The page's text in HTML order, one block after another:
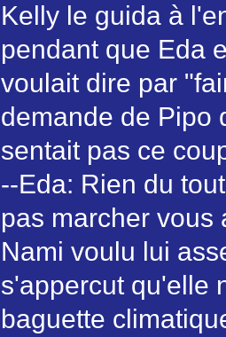
Kelly le guida à
pendant que Eda
voulait dire par
demande de Pipo
sentait pas ce
--Eda: Rien du
pas marcher vous
Nami voulu lui
s'appercut qu'elle
baguette